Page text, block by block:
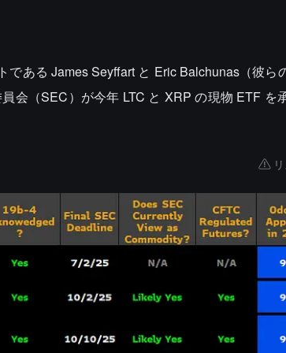
ある James Seyffart と Eric Balchunas（彼ら
会（SEC）が今年 LTC と XRP の現物 ETF を